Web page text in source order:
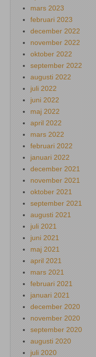
mars 2023
februari 2023
december 2022
november 2022
oktober 2022
september 2022
augusti 2022
juli 2022
juni 2022
maj 2022
april 2022
mars 2022
februari 2022
januari 2022
december 2021
november 2021
oktober 2021
september 2021
augusti 2021
juli 2021
juni 2021
maj 2021
april 2021
mars 2021
februari 2021
januari 2021
december 2020
november 2020
september 2020
augusti 2020
juli 2020